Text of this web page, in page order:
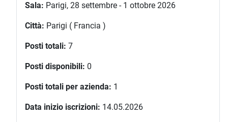
Sala: Parigi, 28 settembre - 1 ottobre 2026
Città: Parigi ( Francia )
Posti totali: 7
Posti disponibili: 0
Posti totali per azienda: 1
Data inizio iscrizioni: 14.05.2026